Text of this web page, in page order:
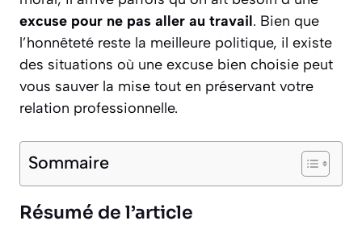
excuse pour ne pas aller au travail. Bien que
l’honnêteté reste la meilleure politique, il existe
des situations où une excuse bien choisie peut
vous sauver la mise tout en préservant votre
relation professionnelle.
Sommaire
Résumé de l’article